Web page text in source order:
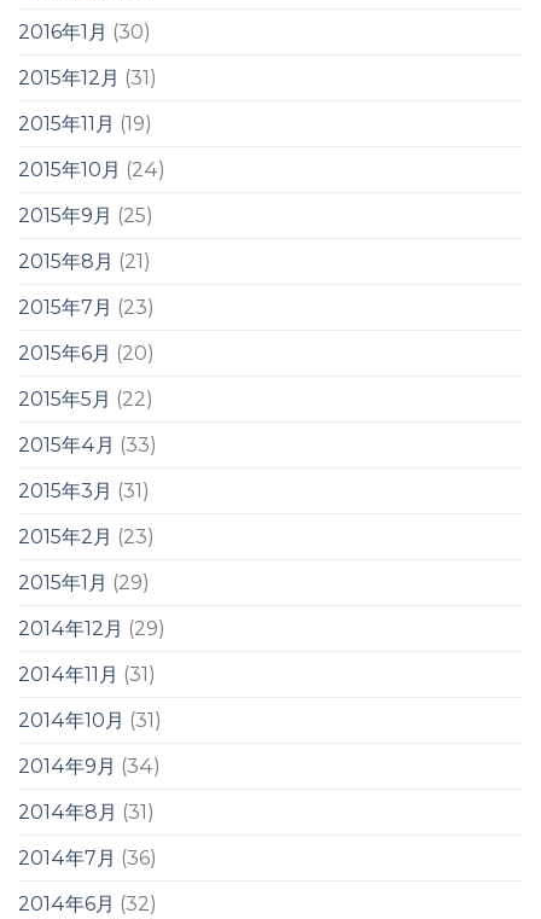
2016年1月 (30)
2015年12月 (31)
2015年11月 (19)
2015年10月 (24)
2015年9月 (25)
2015年8月 (21)
2015年7月 (23)
2015年6月 (20)
2015年5月 (22)
2015年4月 (33)
2015年3月 (31)
2015年2月 (23)
2015年1月 (29)
2014年12月 (29)
2014年11月 (31)
2014年10月 (31)
2014年9月 (34)
2014年8月 (31)
2014年7月 (36)
2014年6月 (32)